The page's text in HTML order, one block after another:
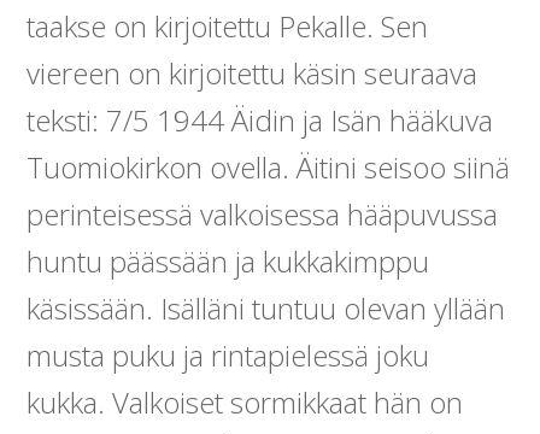
taakse on kirjoitettu Pekalle. Sen
viereen on kirjoitettu käsin seuraava
teksti: 7/5 1944 Äidin ja Isän hääkuva
Tuomiokirkon ovella. Äitini seisoo siinä
perinteisessä valkoisessa hääpuvussa
huntu päässään ja kukkakimppu
käsissään. Isälläni tuntuu olevan yllään
musta puku ja rintapielessä joku
kukka. Valkoiset sormikkaat hän on